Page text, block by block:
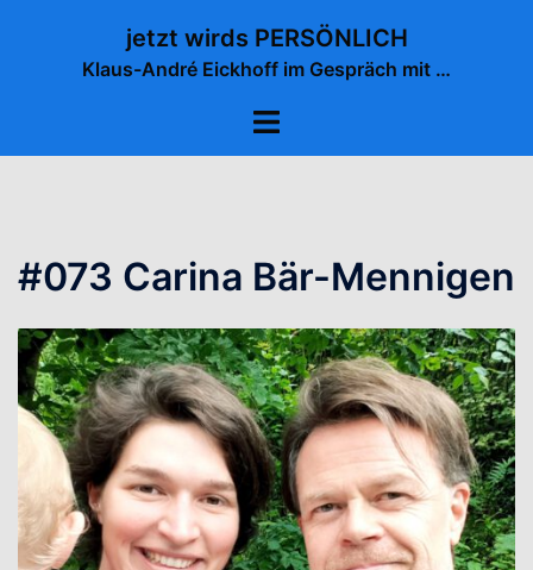
jetzt wirds PERSÖNLICH
Klaus-André Eickhoff im Gespräch mit …
Menü
#073 Carina Bär-Mennigen